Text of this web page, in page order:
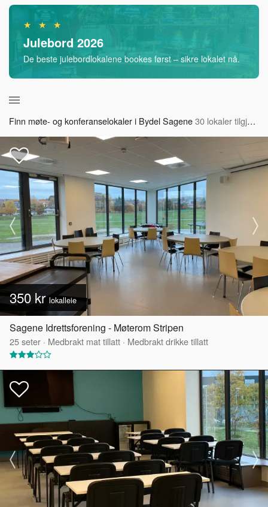
★ ★ ★
Julebord 2026
De beste julebordlokalene bookes først – sikre lokalet nå.
Finn møte- og konferanselokaler i Bydel Sagene30 lokaler tilgjengelig
350 krlokalleie
Sagene Idrettsforening - Møterom Stripen
25seter · Medbrakt mat tillatt · Medbrakt drikke tillatt